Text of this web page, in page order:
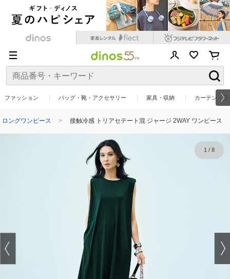
ファッション バッグ・靴・アクセサリー 家具・収納 カーテン・
ングワンピース 接触冷感 トリアセテート混 ジャージ 2WAY ワンピース
1/ 8